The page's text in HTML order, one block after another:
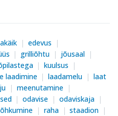
edevus
grilliõhtu
jõusaal
kuulsus
laadimine laadamelu
laat
meenutamine
odavise
odaviskaja
raha
staadion